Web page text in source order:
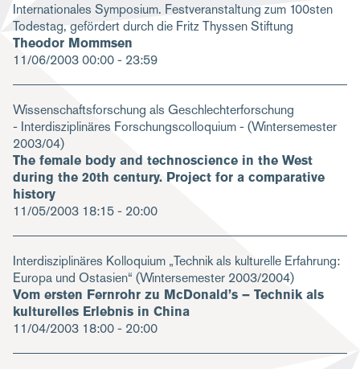
Internationales Symposium. Festveranstaltung zum 100sten
Todestag, gefördert durch die Fritz Thyssen Stiftung
Theodor Mommsen
11/06/200300:00 - 23:59
Wissenschaftsforschung als Geschlechterforschung
- Interdisziplinäres Forschungscolloquium - (Wintersemester
2003/04)
The female body and technoscience in the West
during the 20th century. Project for a comparative
history
11/05/2003 18:15 - 20:00
Interdisziplinäres Kolloquium „Technik als kulturelle Erfahrung:
Europa und Ostasien“ (Wintersemester 2003/2004)
Vom ersten Fernrohr zu McDonald’s – Technik als
kulturelles Erlebnis in China
11/04/2003 18:00 - 20:00